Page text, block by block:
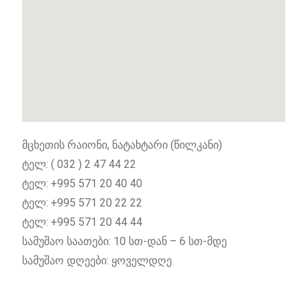
მცხეთის რაიონი, ნატახტარი (წილკანი)
ტელ: ( 032 ) 2 47 44 22
ტელ: +995 571 20 40 40
ტელ: +995 571 20 22 22
ტელ: +995 571 20 44 44
სამუშაო საათები: 10 სთ-დან – 6 სთ-მდე
სამუშაო დღეები: ყოველდღე